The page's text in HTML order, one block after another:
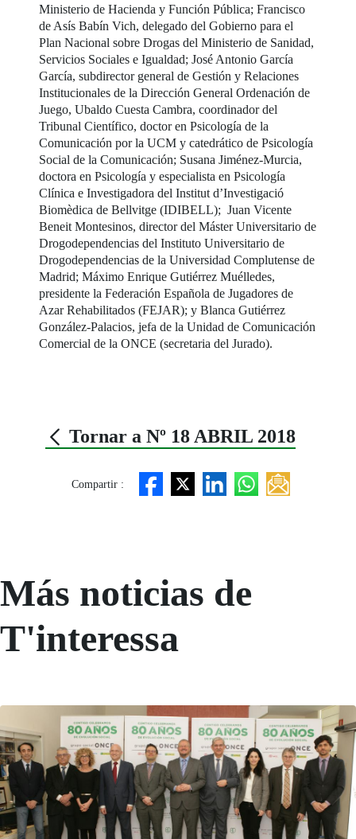
Ministerio de Hacienda y Función Pública; Francisco
de Asís Babín Vich, delegado del Gobierno para el
Plan Nacional sobre Drogas del Ministerio de Sanidad,
Servicios Sociales e Igualdad; José Antonio García
García, subdirector general de Gestión y Relaciones
Institucionales de la Dirección General Ordenación de
Juego, Ubaldo Cuesta Cambra, coordinador del
Tribunal Científico, doctor en Psicología de la
Comunicación por la UCM y catedrático de Psicología
Social de la Comunicación; Susana Jiménez-Murcia,
doctora en Psicología y especialista en Psicología
Clínica e Investigadora del Institut d’Investigació
Biomèdica de Bellvitge (IDIBELL); Juan Vicente
Beneit Montesinos, director del Máster Universitario de
Drogodependencias del Instituto Universitario de
Drogodependencias de la Universidad Complutense de
Madrid; Máximo Enrique Gutiérrez Muélledes,
presidente la Federación Española de Jugadores de
Azar Rehabilitados (FEJAR); y Blanca Gutiérrez
González-Palacios, jefa de la Unidad de Comunicación
Comercial de la ONCE (secretaria del Jurado).
Tornar a Nº 18 ABRIL 2018
Compartir :
Más noticias de
T'interessa